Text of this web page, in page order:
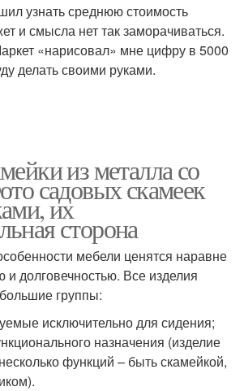
узнать среднюю стоимость
и смысла нет так заморачиваться.
«нарисовал» мне цифру в 5000
делать своими руками.
из металла со
садовых скамеек
их
сторона
мебели ценятся наравне
и долговечностью. Все изделия
группы:
исключительно для сидения;
назначения (изделие
функций – быть скамейкой,